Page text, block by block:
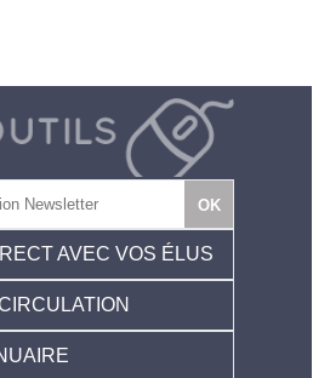
AVEC VOS ÉLUS